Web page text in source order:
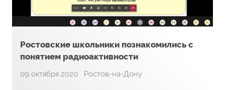
Ростовские школьники познакомились с
понятием радиоактивности
09 октября 2020 Ростов-на-Дону